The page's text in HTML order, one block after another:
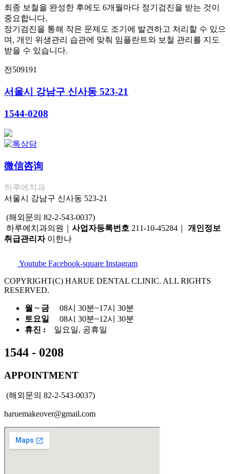
최종 보철을 완성한 후에도 6개월마다 정기검진을 받는 것이
중요합니다.
정기검진을 통해 작은 문제도 조기에 발견하고 처리할 수 있으
며, 개인 위생관리 습관에 맞춰 임플란트와 보철 관리를 지도
받을 수 있습니다.
전509191
서울시 강남구 신사동 523-21
1544-0208
微信咨询
하루에치과
서울시 강남구 신사동 523-21
(해외문의 82-2-543-0037)
하루에치과의원｜ 사업자등록번호 211-10-45284｜ 개인정보
취급관리자이한나
Youtube Facebook-square Instagram
COPYRIGHT(C) HARUE DENTAL CLINIC. ALL RIGHTS
RESERVED.
월 ~ 금 08시 30분~17시 30분
토요일
08시 30분~12시 30분
휴진 : 일요일, 공휴일
1544 - 0208
APPOINTMENT
(해외문의 82-2-543-0037)
haruemakeover@gmail.com